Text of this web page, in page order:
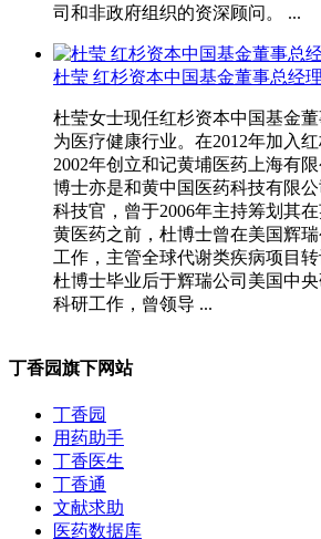
司和非政府组织的资深顾问。 ...
杜莹 红杉资本中国基金董事总经理
杜莹女士现任红杉资本中国基金
为医疗健康行业。在2012年加入
2002年创立和记黄埔医药上海有
博士亦是和黄中国医药科技有限
科技官，曾于2006年主持筹划其
黄医药之前，杜博士曾在美国辉
工作，主管全球代谢类疾病项目转
杜博士毕业后于辉瑞公司美国中
科研工作，曾领导 ...
丁香园旗下网站
丁香园
用药助手
丁香医生
丁香通
文献求助
医药数据库